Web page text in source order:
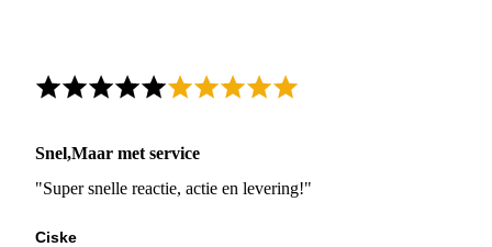
Snel,Maar met service
"Super snelle reactie, actie en levering!"
Ciske